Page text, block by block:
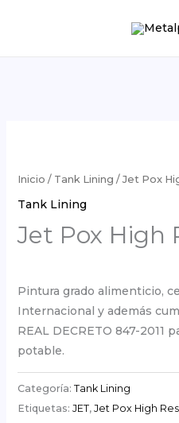
Inicio / Tank Lining / Jet Pox
Tank Lining
Jet Pox High
Pintura grado alimenticio,
Internacional y además
REAL DECRETO 847-2011
potable.
Categoría: Tank Lining
Etiquetas: JET, Jet Pox High